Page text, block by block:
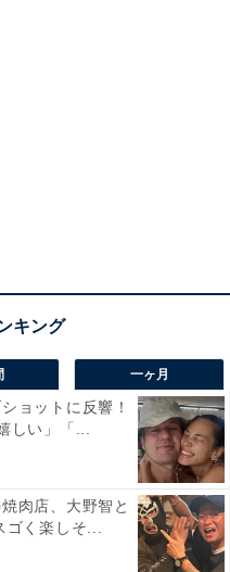
一ヶ月
ョットに反響！
しい」「...
肉店、大野智と
ゴく楽しそ...